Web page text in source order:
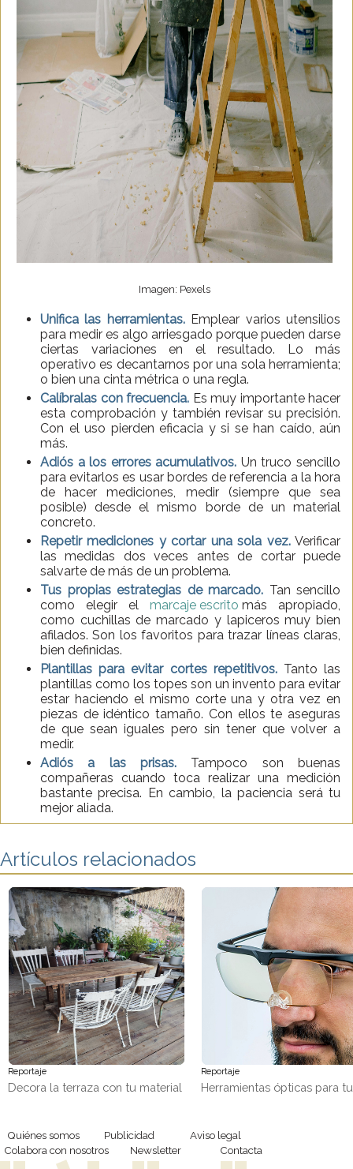
Imagen: Pexels
Unifica las herramientas. Emplear varios utensilios
para medir es algo arriesgado porque pueden darse
ciertas variaciones en el resultado. Lo más
operativo es decantarnos por una sola herramienta;
o bien una cinta métrica o una regla.
Calíbralas con frecuencia. Es muy importante hacer
esta comprobación y también revisar su precisión.
Con el uso pierden eficacia y si se han caído, aún
más.
Adiós a los errores acumulativos. Un truco sencillo
para evitarlos es usar bordes de referencia a la hora
de hacer mediciones, medir (siempre que sea
posible) desde el mismo borde de un material
concreto.
Repetir mediciones y cortar una sola vez.Verificar
las medidas dos veces antes de cortar puede
salvarte de más de un problema.
Tus propias estrategias de marcado. Tan sencillo
como elegir el marcaje escrito más apropiado,
como cuchillas de marcado y lapiceros muy bien
afilados. Son los favoritos para trazar líneas claras,
bien definidas.
Plantillas para evitar cortes repetitivos. Tanto las
plantillas como los topes son un invento para evitar
estar haciendo el mismo corte una y otra vez en
piezas de idéntico tamaño. Con ellos te aseguras
de que sean iguales pero sin tener que volver a
medir.
Adiós a las prisas. Tampoco son buenas
compañeras cuando toca realizar una medición
bastante precisa. En cambio, la paciencia será tu
mejor aliada.
Artículos relacionados
Reportaje
Decora la terraza con tu material
Reportaje
Herramientas ópticas para
Quiénes somos Publicidad
Aviso legal
Colabora con nosotros
Newsletter Contacta